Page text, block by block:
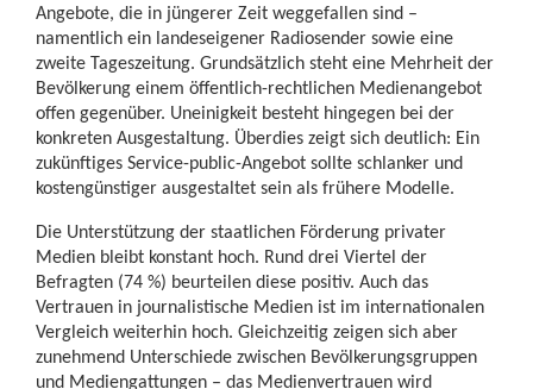
Angebote, die in jüngerer Zeit weggefallen sind –
namentlich ein landeseigener Radiosender sowie eine
zweite Tageszeitung. Grundsätzlich steht eine Mehrheit der
Bevölkerung einem öffentlich-rechtlichen Medienangebot
offen gegenüber. Uneinigkeit besteht hingegen bei der
konkreten Ausgestaltung. Überdies zeigt sich deutlich: Ein
zukünftiges Service-public-Angebot sollte schlanker und
kostengünstiger ausgestaltet sein als frühere Modelle.
Die Unterstützung der staatlichen Förderung privater
Medien bleibt konstant hoch. Rund drei Viertel der
Befragten (74 %) beurteilen diese positiv. Auch das
Vertrauen in journalistische Medien ist im internationalen
Vergleich weiterhin hoch. Gleichzeitig zeigen sich aber
zunehmend Unterschiede zwischen Bevölkerungsgruppen
und Mediengattungen – das Medienvertrauen wird